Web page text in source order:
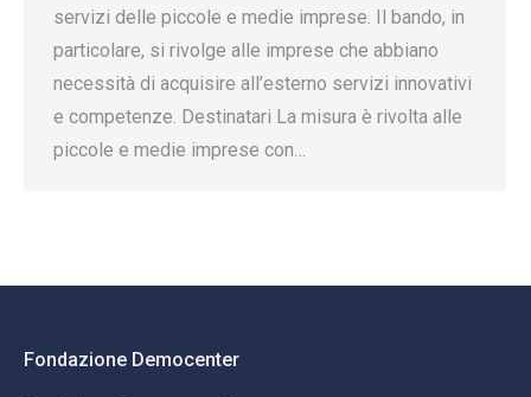
servizi delle piccole e medie imprese. Il bando, in
particolare, si rivolge alle imprese che abbiano
necessità di acquisire all’esterno servizi innovativi
e competenze. Destinatari La misura è rivolta alle
piccole e medie imprese con…
Fondazione Democenter